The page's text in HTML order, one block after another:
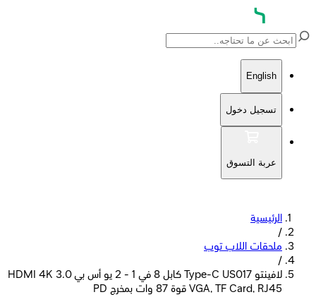
English
تسجيل دخول
عربة التسوق
الرئيسية
/
ملحقات اللاب توب
/
لافينتو Type-C US017 كابل 8 في 1 - 2 يو أس بي 3.0 HDMI 4K
VGA, TF Card, RJ45 قوة 87 وات بمخرج PD